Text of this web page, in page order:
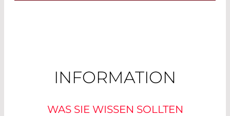
INFORMATION
WAS SIE WISSEN SOLLTEN